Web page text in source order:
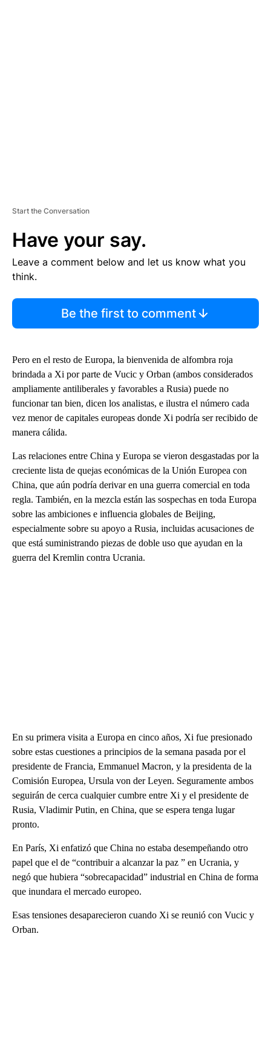
Start the Conversation
Have your say.
Leave a comment below and let us know what you
think.
Be the first to comment
Pero en el resto de Europa, la bienvenida de alfombra roja
brindada a Xi por parte de Vucic y Orban (ambos considerados
ampliamente antiliberales y favorables a Rusia) puede no
funcionar tan bien, dicen los analistas, e ilustra el número cada
vez menor de capitales europeas donde Xi podría ser recibido de
manera cálida.
Las relaciones entre China y Europa se vieron desgastadas por la
creciente lista de quejas económicas de la Unión Europea con
China, que aún podría derivar en una guerra comercial en toda
regla. También, en la mezcla están las sospechas en toda Europa
sobre las ambiciones e influencia globales de Beijing,
especialmente sobre su apoyo a Rusia, incluidas acusaciones de
que está suministrando piezas de doble uso que ayudan en la
guerra del Kremlin contra Ucrania.
En su primera visita a Europa en cinco años, Xi fue presionado
sobre estas cuestiones a principios de la semana pasada por el
presidente de Francia, Emmanuel Macron, y la presidenta de la
Comisión Europea, Ursula von der Leyen. Seguramente ambos
seguirán de cerca cualquier cumbre entre Xi y el presidente de
Rusia, Vladimir Putin, en China, que se espera tenga lugar
pronto.
En París, Xi enfatizó que China no estaba desempeñando otro
papel que el de “contribuir a alcanzar la paz ” en Ucrania, y
negó que hubiera “sobrecapacidad” industrial en China de forma
que inundara el mercado europeo.
Esas tensiones desaparecieron cuando Xi se reunió con Vucic y
Orban.